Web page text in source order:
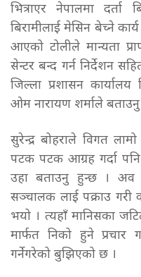
भित्राएर नेपालमा दर्ता
बिरामीलाई मेसिन बेच्ने
आएको टोलीले मान्यता
सेन्टर बन्द गर्न निर्देशन
जिल्ला प्रशासन
ओम नारायण शर्माले
सुरेन्द्र बोहराले विगत
पटक पटक आग्रह गर्दा पनि
उहा बताउनु हुन्छ ।
सञ्चालक लाई पक्राउ गरी
भयो । त्यहाँ मानिसका
मार्फत निको हुने प्रचार
गर्नेगरेको बुझिएको छ ।